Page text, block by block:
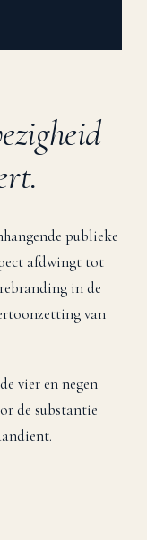
publieke
afdwingt tot
in de
van
vier en negen
de substantie